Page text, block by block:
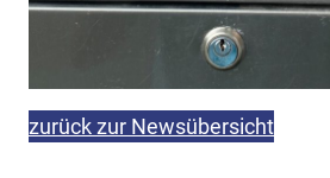
zurück zur Newsübersicht